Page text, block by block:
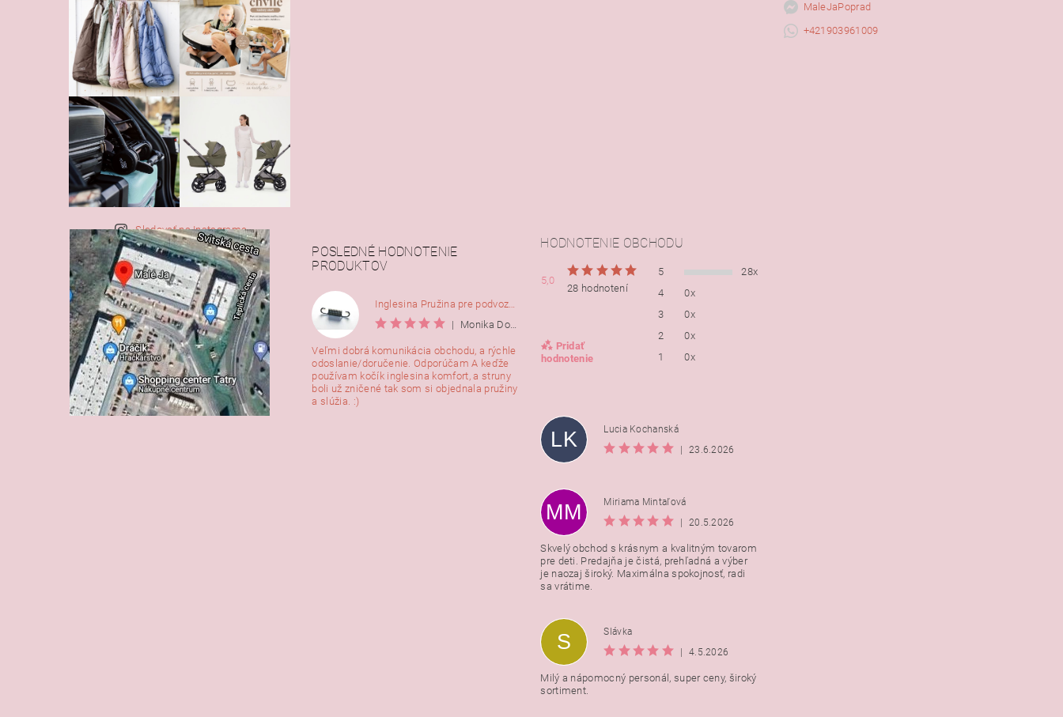
Sledovať na Instagrame
MaleJaPoprad
+421903961009
POSLEDNÉ HODNOTENIE
PRODUKTOV
|
Monika Dorušáková
Veľmi dobrá komunikácia obchodu, a rýchle
odoslanie/doručenie. Odporúčam A keďže
používam kočík inglesina komfort, a struny
boli už zničené tak som si objednala pružiny
a slúžia. :)
HODNOTENIE OBCHODU
5,0
28 hodnotení
Pridať
hodnotenie
5
28x
4
0x
3
0x
2
0x
1
0x
Vložením hodnotenie súhlasíte s
podmienkami ochrany osobných
LK
Lucia Kochanská
23.6.2026
MM
Miriama Mintaľová
20.5.2026
Skvelý obchod s krásnym a kvalitným tovarom
pre deti. Predajňa je čistá, prehľadná a výber
je naozaj široký. Maximálna spokojnosť, radi
sa vrátime.
S
Slávka
4.5.2026
Milý a nápomocný personál, super ceny, široký
sortiment.